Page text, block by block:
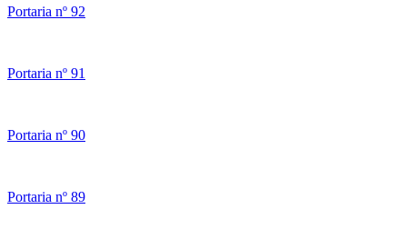
Portaria nº 92
Portaria nº 91
Portaria nº 90
Portaria nº 89